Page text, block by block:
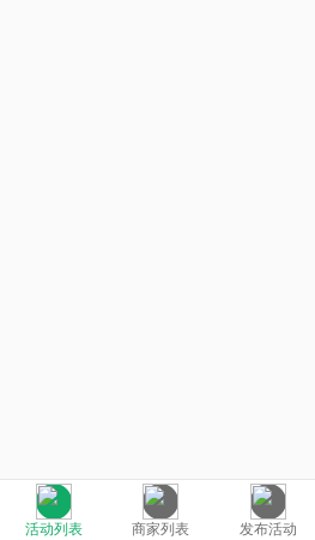
活动列表 商家列表 发布活动